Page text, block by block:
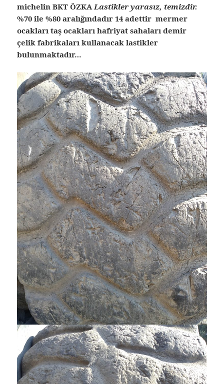
michelin BKT ÖZKA Lastikler yarasız, temizdir.
%70 ile %80 aralığındadır 14 adettir mermer
ocakları taş ocakları hafriyat sahaları demir
çelik fabrikaları kullanacak lastikler
bulunmaktadır…